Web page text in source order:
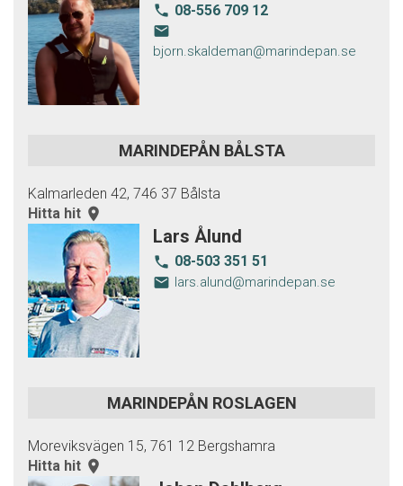
local_phone 08-556 709 12
email
bjorn.skaldeman@marindepan.se
MARINDEPÅN BÅLSTA
Kalmarleden 42, 746 37 Bålsta
Hitta hit room
Lars Ålund
local_phone 08-503 351 51
email lars.alund@marindepan.se
MARINDEPÅN ROSLAGEN
Moreviksvägen 15, 761 12 Bergshamra
Hitta hit room